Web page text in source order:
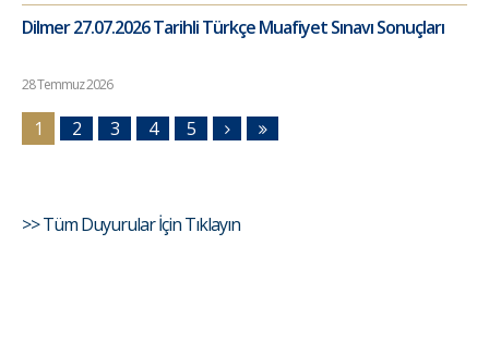
Dilmer 27.07.2026 Tarihli Türkçe Muafiyet Sınavı Sonuçları
28 Temmuz 2026
1 2 3 4 5
>> Tüm Duyurular İçin Tıklayın